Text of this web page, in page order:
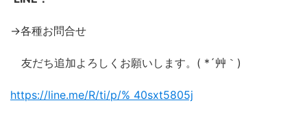
→各種お問合せ
友だち追加よろしくお願いします。( *´艸｀)
https://line.me/R/ti/p/% 40sxt5805j